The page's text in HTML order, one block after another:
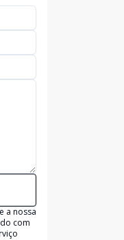
a nossa
com